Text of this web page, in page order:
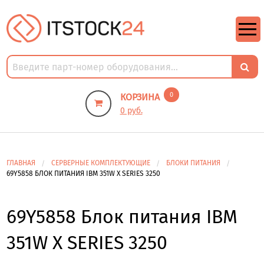
КОРЗИНА 0
0 руб.
ГЛАВНАЯ СЕРВЕРНЫЕ КОМПЛЕКТУЮЩИЕ
БЛОКИ ПИТАНИЯ
69Y5858 БЛОК ПИТАНИЯ IBM 351W X SERIES 3250
69Y5858 Блок питания IBM
351W X SERIES 3250